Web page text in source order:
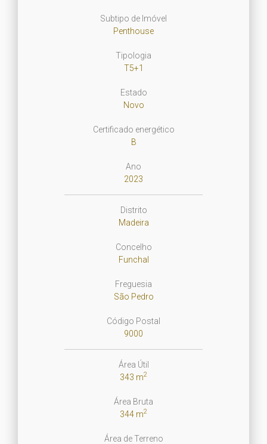
Subtipo de Imóvel
Penthouse
Tipologia
T5+1
Estado
Novo
Certificado energético
B
Ano
2023
Distrito
Madeira
Concelho
Funchal
Freguesia
São Pedro
Código Postal
9000
Área Útil
343 m2
Área Bruta
344 m2
Área de Terreno